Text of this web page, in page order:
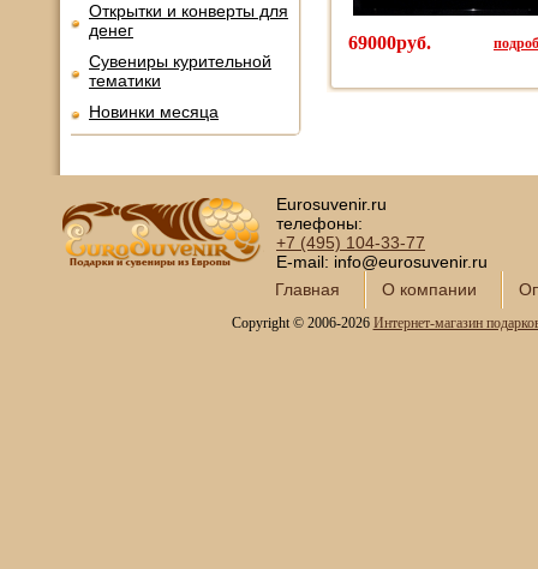
Открытки и конверты для
денег
Сувениры курительной
тематики
Новинки месяца
69000руб.
Eurosuvenir.ru
телефоны:
+7 (495) 104-33-77
E-mail: info@eurosuvenir.ru
Главная
О компании
Copyright © 2006-2026 Интернет-магазин